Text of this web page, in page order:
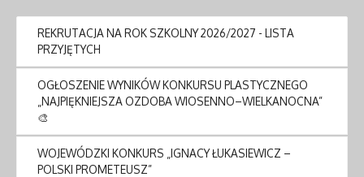
REKRUTACJA NA ROK SZKOLNY 2026/2027 - LISTA
PRZYJĘTYCH
OGŁOSZENIE WYNIKÓW KONKURSU PLASTYCZNEGO
„NAJPIĘKNIEJSZA OZDOBA WIOSENNO–WIELKANOCNA”
🎨
WOJEWÓDZKI KONKURS „IGNACY ŁUKASIEWICZ –
POLSKI PROMETEUSZ”